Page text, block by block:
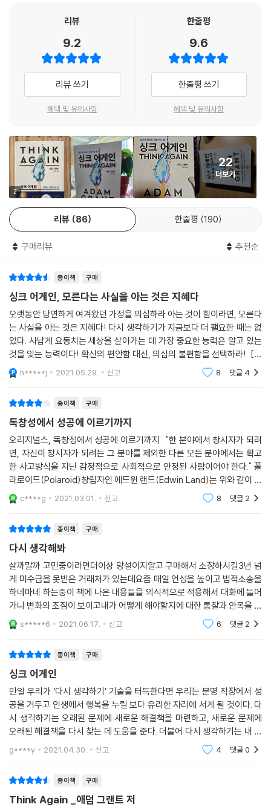
리뷰
9.2
리뷰 쓰기
혜택 및 유의사항
한줄평
9.6
한줄평 쓰기
혜택 및 유의사항
2
22
더보기
리뷰 86 한줄평 190
구매리뷰 추천순
종이책 구매
싱크 어게인, 모른다는 사실을 아는 것은 지혜다
오랫동안 당연하게 여겨왔던 가정을 의심하라 아는 것이 힘이라면, 모른다
는 사실을 아는 것은 지혜다! 다시 생각하기가 지금보다 더 팰요한 때는 없
었다. 사납게 요동치는 세상을 살아가는 데 가장 중요한 능력은 알고 있는
것을 잊는 능력이다! 확신의 편안함 대신, 의심의 불편함을 선택하라! [표
지 글들] 애덤 그랜트 : 최연소 종신교수. ＜오리지널스＞ 저자. 개인적으
로 책을 통
h*****j 2021.05.29. 신고 8 댓글 4
종이책 구매
독창성에서 성공에 이르기까지
오리지널스, 독창성에서 성공에 이르기까지 "한 분야에서 창시자가 되려
면, 자신이 창시자가 되려는 그 분야를 제외한 다른 모든 분야에서는 확고
한 사고방식을 지닌 감정적으로 사회적으로 안정된 사람이어야 한다." 폴
라로이드(Polaroid)창립자인 에드윈 랜드(Edwin Land)는 위와 같이 말
했다고 합니다. 흔히 창업자라고 하면 모험을 하고 과감한 결단을 하는 사
람으로 생각
c****g 2021.03.01. 신고 8 댓글 2
종이책 구매
다시 생각해봐
살까말까 고민중이라면더이상 망설이지알고 구매해서 소장하시길3년 넘
게 미수금을 못받은 거래처가 있는데요즘 매일 언성을 높이고 법적소송을
하네마네 하는중이 책에 나온 내용들을 의식적으로 적용해서 대화에 들어
가니 변화의 조짐이 보이고내가 어떻게 해야할지에 대한 통찰과 안목을 얻
을수 있어 너무 좋다.도움이 정말 많이 되어 구매하기를 잘했다는 생각이
다한번 읽고 말게 아
s*****6 2021.06.17. 신고 6 댓글 2
종이책 구매
싱크 어게인
만일 우리가 ‘다시 생각하기’ 기술을 터득한다면 우리는 분명 직장에서 성
공을 거두고 인생에서 행복을 누릴 보다 유리한 자리에 서게 될 것이다. 다
시 생각하기는 오래된 문제에 새로운 해결책을 마련하고, 새로운 문제에
오래된 해결책을 다시 찾는 데 도움을 준다. 더불어 다시 생각하기는 내 주
변에 있는 사람들에게서 더 많은 것을 배우고, 또 인생을 살아가면서 후회
를 보다 더
g****y 2021.04.30. 신고 4 댓글0
종이책 구매
Think Again _애덤 그랜트 저